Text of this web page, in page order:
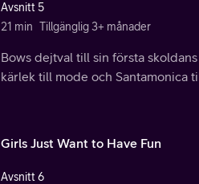
Avsnitt 5
21 min Tillgänglig 3+ månader
Bows dejtval till sin första
kärlek till mode och Santamonica
Girls Just Want to Have Fun
Avsnitt 6